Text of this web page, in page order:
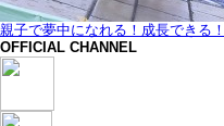
親子で夢中になれる！成長できる
OFFICIAL CHANNEL